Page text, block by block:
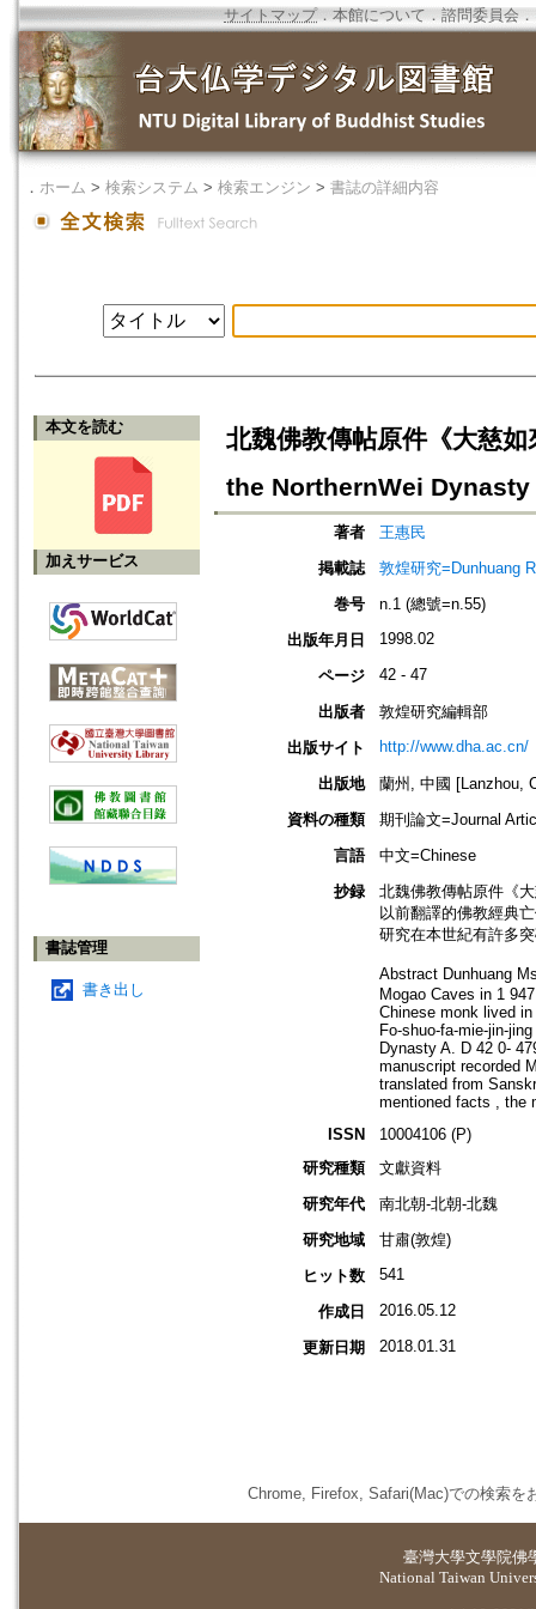
サイトマップ．本館について ． 諮問委員会 ．
． ホーム > 検索システム > 検索エンジン > 書誌の詳細内容
本文を読む
加えサービス
書誌管理
書き出し
北魏佛教傳帖原件《大慈
the NorthernWei Dynasty
著者
王惠民
掲載誌
敦煌研究=Dunhuang
巻号
n.1 (總號=n.55)
出版年月日
1998.02
ページ 42 - 47
出版者
敦煌研究編輯部
出版サイト
http://www.dha.ac.cn/
出版地
蘭州, 中國 [Lanzhou,
資料の種類
期刊論文=Journal
言語
中文=Chinese
抄録
北魏佛教傳帖原件《
以前翻譯的佛教經典
研究在本世紀有許多
Abstract Dunhuang
Mogao Caves in 1
Chinese monk lived
Fo-shuo-fa-mie-jin-
Dynasty A. D 42 0-
manuscript recorded
translated from
mentioned facts , the
ISSN
10004106 (P)
研究種類
文獻資料
研究年代
南北朝-北朝-北魏
研究地域
甘肅(敦煌)
ヒット数
541
作成日 2016.05.12
更新日期 2018.01.31
Chrome, Firefox, Safari(Mac)での検索を
臺灣大學文學院佛
National Taiwan